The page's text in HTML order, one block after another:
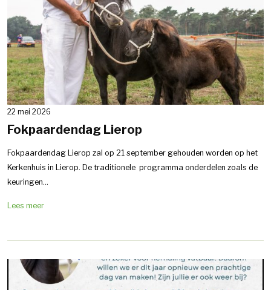
22 mei 2026
Fokpaardendag Lierop
Fokpaardendag Lierop zal op 21 september gehouden worden op het
Kerkenhuis in Lierop. De traditionele programma onderdelen zoals de
keuringen...
Lees meer